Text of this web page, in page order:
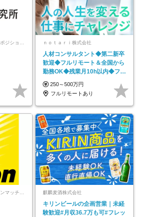
ｎｏｔａｒｉ株式会社
人材コンサルタント◆第二新卒
歓迎◆フルリモート＆全国から
勤務OK◆残業月10h以内◆フレ
ックス制
250～500万円
フルリモートあり
株式会社ニコン【ポジションマッチ登録】 麒麟麦酒株式会社
キリンビールの企画営業｜未経
験歓迎#月収36.7万も可#フレッ